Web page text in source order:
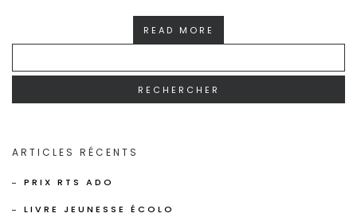
READ MORE
RECHERCHER :
ARTICLES RÉCENTS
PRIX RTS ADO
LIVRE JEUNESSE ÉCOLO